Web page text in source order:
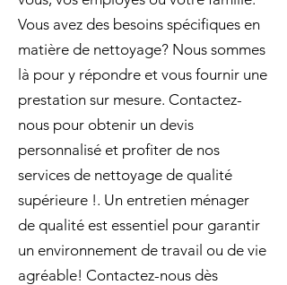
Vous avez des besoins spécifiques en
matière de nettoyage? Nous sommes
là pour y répondre et vous fournir une
prestation sur mesure. Contactez-
nous pour obtenir un devis
personnalisé et profiter de nos
services de nettoyage de qualité
supérieure !. Un entretien ménager
de qualité est essentiel pour garantir
un environnement de travail ou de vie
agréable! Contactez-nous dès